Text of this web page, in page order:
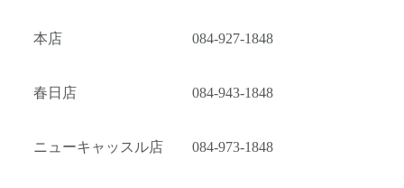
本店 084-927-1848
春日店 084-943-1848
ニューキャッスル店 084-973-1848